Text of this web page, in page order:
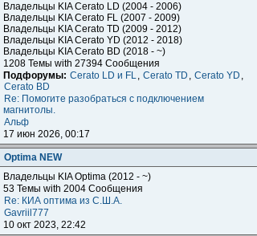
Владельцы KIA Cerato LD (2004 - 2006)
Владельцы KIA Cerato FL (2007 - 2009)
Владельцы KIA Cerato TD (2009 - 2012)
Владельцы KIA Cerato YD (2012 - 2018)
Владельцы KIA Cerato BD (2018 - ~)
1208 Темы with 27394 Сообщения
Подфорумы: Cerato LD и FL, Cerato TD , Cerato YD ,
Cerato BD
Re: Помогите разобраться с подключением
магнитолы.
Альф
17 июн 2026, 00:17
Optima NEW
Владельцы KIA Optima (2012 - ~)
53 Темы with 2004 Сообщения
Re: КИА оптима из С.Ш.А.
Gavriil777
10 окт 2023, 22:42